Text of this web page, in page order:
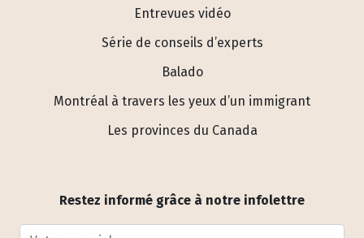
Entrevues vidéo
Série de conseils d’experts
Balado
Montréal à travers les yeux d’un immigrant
Les provinces du Canada
Restez informé grâce à notre infolettre